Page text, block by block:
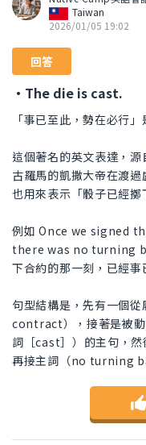
Taiwan
2026/01/05 19:02
回答
・The die is cast.
「事已至此，勢在必行
這個著名的英文表達，
古羅馬的凱撒大帝在渡過
也用來表示「骰子已經擲
例如 Once we signed
there was no turning
下合約的那一刻，已經事
句型結構是，先有一個
contract），接著是被
詞［cast］）的主句，
再接主詞（no turning